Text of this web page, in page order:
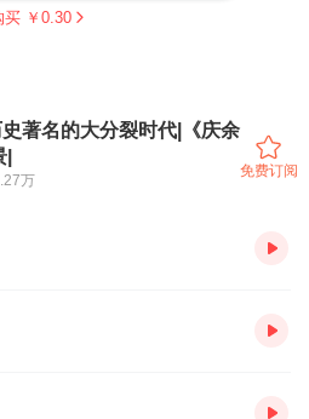
买 ￥ 0.30
著名的大分裂时代|《庆余
万
免费订阅